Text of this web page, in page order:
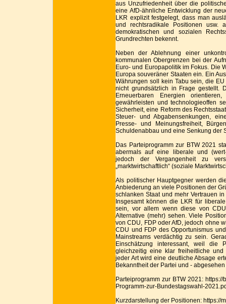
aus Unzufriedenheit über die
eine AfD-ähnliche Entwicklung der
LKR explizit festgelegt, dass man
und rechtsradikale Positionen usw.
demokratischen und sozialen
Grundrechten bekennt.
Neben der Ablehnung einer
kommunalen Obergrenzen bei der
Euro- und Europapolitik im Fokus. Die
Europa souveräner Staaten ein. Ein
Währungen soll kein Tabu sein, die
nicht grundsätzlich in Frage gestellt.
Erneuerbaren Energien
gewährleisten und technologieoffen
Sicherheit, eine Reform des
Steuer- und Abgabensenkungen,
Presse- und Meinungsfreiheit,
Schuldenabbau und eine Senkung der
Das Parteiprogramm zur BTW 2021
abermals auf eine liberale und
jedoch der Vergangenheit zu
„marktwirtschaftlich“ (soziale
Als politischer Hauptgegner werden
Anbiederung an viele Positionen der
schlanken Staat und mehr Vertrauen
Insgesamt können die LKR für
sein, vor allem wenn diese von
Alternative (mehr) sehen. Viele
von CDU, FDP oder AfD, jedoch ohne
CDU und FDP des Opportunismus
Mainstreams verdächtig zu sein.
Einschätzung interessant, weil die
gleichzeitig eine klar freiheitliche und
jeder Art wird eine deutliche Absage
Bekanntheit der Partei und -
Parteiprogramm zur BTW 2021:
Programm-zur-Bundestagswahl-
Kurzdarstellung der Positionen: https://